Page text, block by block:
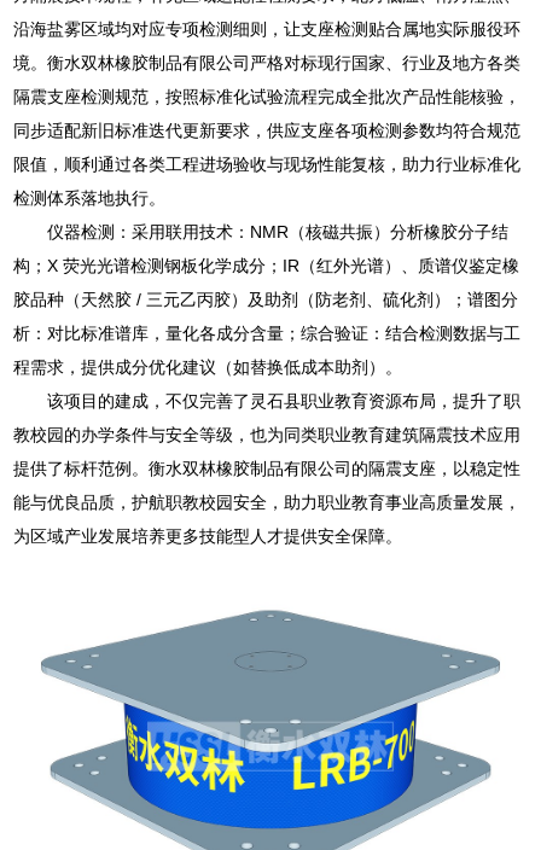
沿海盐雾区域均对应专项检测细则，让支座检测贴合属地实际服役环
境。衡水双林橡胶制品有限公司严格对标现行国家、行业及地方各类
隔震支座检测规范，按照标准化试验流程完成全批次产品性能核验，
同步适配新旧标准迭代更新要求，供应支座各项检测参数均符合规范
限值，顺利通过各类工程进场验收与现场性能复核，助力行业标准化
检测体系落地执行。
仪器检测：采用联用技术：NMR（核磁共振）分析橡胶分子结
构；X 荧光光谱检测钢板化学成分；IR（红外光谱）、质谱仪鉴定橡
胶品种（天然胶 / 三元乙丙胶）及助剂（防老剂、硫化剂）；谱图分
析：对比标准谱库，量化各成分含量；综合验证：结合检测数据与工
程需求，提供成分优化建议（如替换低成本助剂）。
该项目的建成，不仅完善了灵石县职业教育资源布局，提升了职
教校园的办学条件与安全等级，也为同类职业教育建筑隔震技术应用
提供了标杆范例。衡水双林橡胶制品有限公司的隔震支座，以稳定性
能与优良品质，护航职教校园安全，助力职业教育事业高质量发展，
为区域产业发展培养更多技能型人才提供安全保障。